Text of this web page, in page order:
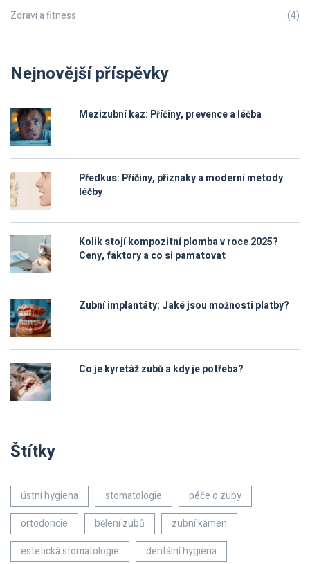
Zdraví a fitness (4)
Nejnovější příspěvky
Mezizubní kaz: Příčiny, prevence a léčba
Předkus: Příčiny, příznaky a moderní metody
léčby
Kolik stojí kompozitní plomba v roce 2025?
Ceny, faktory a co si pamatovat
Zubní implantáty: Jaké jsou možnosti platby?
Co je kyretáž zubů a kdy je potřeba?
Štítky
ústní hygiena stomatologie
péče o zuby
ortodoncie
bělení zubů
zubní kámen
estetická stomatologie
dentální hygiena